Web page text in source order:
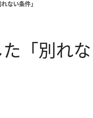
ない条件」
「別れな